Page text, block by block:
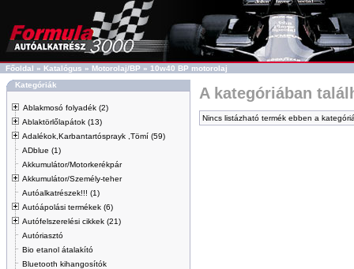
Főoldal » Katalógus » Motorolaj/BP » 10w40 BP motorolaj
Kategóriák
Ablakmosó folyadék (2)
Ablaktörlőlapátok (13)
Adalékok,Karbantartósprayk ,Tömí (59)
ADblue (1)
Akkumulátor/Motorkerékpár
Akkumulátor/Személy-teher
Autóalkatrészek!!! (1)
Autóápolási termékek (6)
Autófelszerelési cikkek (21)
Autóriasztó
Bio etanol átalakító
Bluetooth kihangosítók
A kategóriában
Nincs listázható termék ebben a